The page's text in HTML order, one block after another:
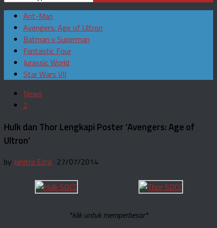
Ant-Man
Avengers: Age of Ultron
Batman v Superman
Fantastic Four
Jurassic World
Star Wars VII
News
2
Hulk dan Thor Lengkapi Poster ‘Avengers: Age of
Ultron’
by Janitra Ezra · 27/07/2014
*klik untuk memperbesar*